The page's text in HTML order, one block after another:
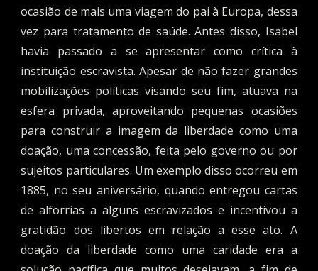
ocasião de mais uma viagem do pai à Europa, dessa
vez para tratamento de saúde. Antes disso, Isabel
havia passado a se apresentar como crítica à
instituição escravista. Apesar de não fazer grandes
mobilizações políticas visando seu fim, atuava na
esfera privada, aproveitando pequenas ocasiões
para construir a imagem da liberdade como uma
doação, uma concessão, feita pelo governo ou por
sujeitos particulares. Um exemplo disso ocorreu em
1885, no seu aniversário, quando entregou cartas
de alforrias a alguns escravizados e incentivou a
gratidão dos libertos em relação a esse ato. A
doação da liberdade como uma caridade era a